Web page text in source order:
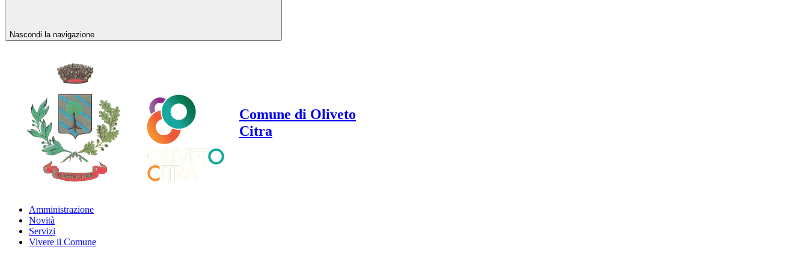
Nascondi la navigazione
Comune di Oliveto
Citra
Amministrazione
Novità
Servizi
Vivere il Comune